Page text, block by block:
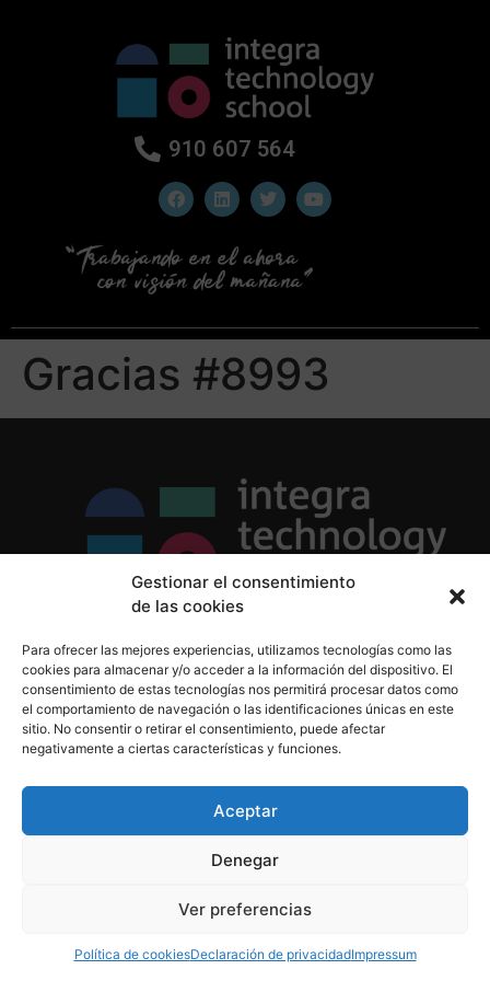
Gestionar el consentimiento
de las cookies
Para ofrecer las mejores experiencias, utilizamos tecnologías como las
cookies para almacenar y/o acceder a la información del dispositivo. El
consentimiento de estas tecnologías nos permitirá procesar datos como
el comportamiento de navegación o las identificaciones únicas en este
sitio. No consentir o retirar el consentimiento, puede afectar
negativamente a ciertas características y funciones.
Aceptar
Denegar
Ver preferencias
Política de cookiesDeclaración de privacidadImpressum
910 607 564
Gracias #8993
Política de Cookies
Aviso Legal
910 607 564
derechos reservados